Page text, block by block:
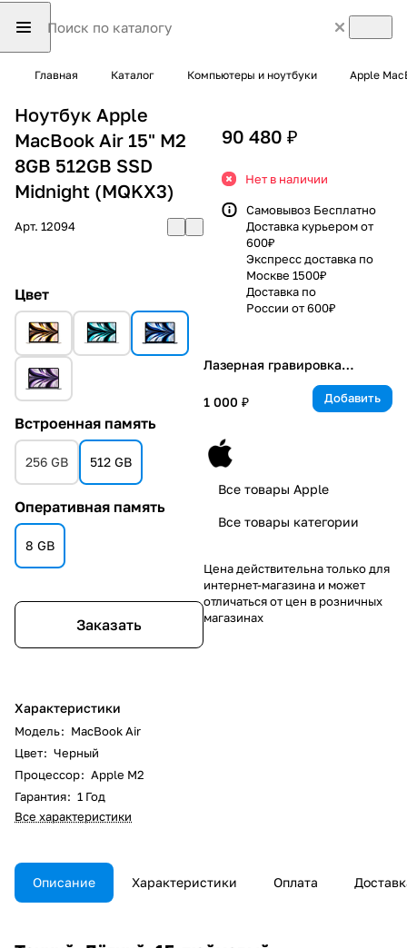
Главная Каталог Компьютеры и ноутбуки Apple
Ноутбук Apple
MacBook Air 15" M2
8GB 512GB SSD
Midnight (MQKX3)
Арт. 12094
Цвет
Встроенная память
256 GB 512 GB
Оперативная память
8 GB
Заказать
Характеристики
Модель: MacBook Air
Цвет: Черный
Процессор: Apple M2
Гарантия: 1 Год
Все характеристики
90 480 ₽
Нет в наличии
Самовывоз Бесплатно
Доставка курьером от
600₽
Экспресс доставка по
Москве 1500₽
Доставка по
России от 600₽
Лазерная гравировка
1 000 ₽
Добавить
Все товары Apple
Все товары категории
Цена действительна только для
интернет-магазина и может
отличаться от цен в розничных
магазинах
Описание Характеристики Оплата